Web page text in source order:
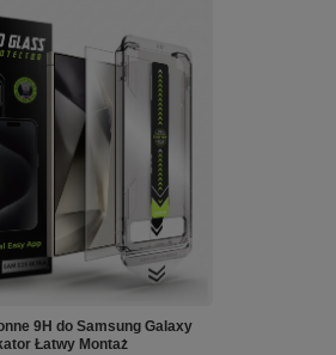
9H do Samsung Galaxy
Łatwy Montaż